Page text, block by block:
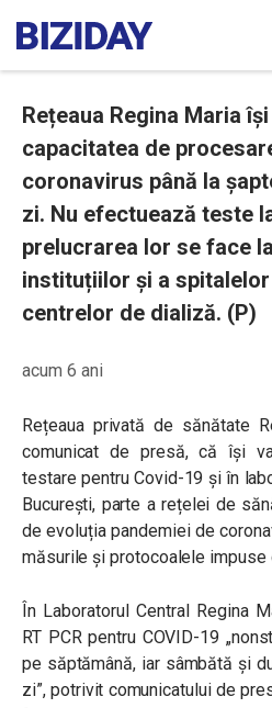
Rețeaua Regina Maria
capacitatea de
coronavirus până la
zi. Nu efectuează teste
prelucrarea lor se face
instituțiilor și a
centrelor de dializă. (P)
acum 6 ani
Rețeaua privată de sănătate
comunicat de presă, că își
testare pentru Covid-19 și în
București, parte a rețelei de
de evoluția pandemiei de
măsurile și protocoalele impuse
În Laboratorul Central Regina
RT PCR pentru COVID-19
pe săptămână, iar sâmbătă și
zi”, potrivit comunicatului de